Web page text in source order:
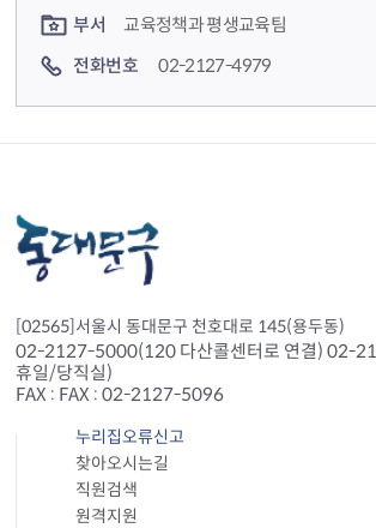
부서
교육정책과 평생교육팀
전화번호
02-2127-4979
[02565]서울시 동대문구 천호대로 145(용두동)
02-2127-5000(120 다산콜센터로 연결) 02-
휴일/당직실)
FAX : FAX : 02-2127-5096
누리집오류신고
찾아오시는길
직원검색
원격지원